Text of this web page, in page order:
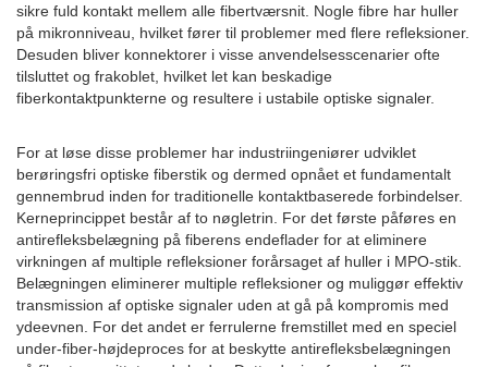
sikre fuld kontakt mellem alle fibertværsnit. Nogle fibre har huller
på mikronniveau, hvilket fører til problemer med flere refleksioner.
Desuden bliver konnektorer i visse anvendelsesscenarier ofte
tilsluttet og frakoblet, hvilket let kan beskadige
fiberkontaktpunkterne og resultere i ustabile optiske signaler.
For at løse disse problemer har industriingeniører udviklet
berøringsfri optiske fiberstik og dermed opnået et fundamentalt
gennembrud inden for traditionelle kontaktbaserede forbindelser.
Kerneprincippet består af to nøgletrin. For det første påføres en
antirefleksbelægning på fiberens endeflader for at eliminere
virkningen af ​​multiple refleksioner forårsaget af huller i MPO-stik.
Belægningen eliminerer multiple refleksioner og muliggør effektiv
transmission af optiske signaler uden at gå på kompromis med
ydeevnen. For det andet er ferrulerne fremstillet med en speciel
under-fiber-højdeproces for at beskytte antirefleksbelægningen